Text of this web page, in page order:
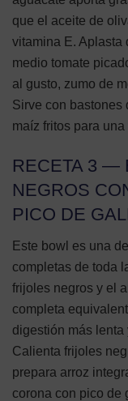
que el aceite de
vitamina E. Aplasta
medio tomate
al gusto, zumo de
Sirve con bastones
maíz fritos para
RECETA 3 —
NEGROS
PICO DE
Este bowl es una
completas de toda
frijoles negros y el
completa
digestión más
Calienta frijoles
prepara arroz
corona con pico de